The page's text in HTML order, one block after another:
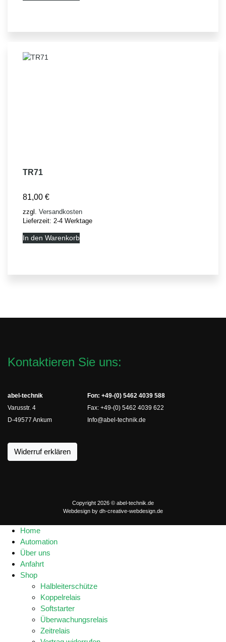
TR71
81,00 €
zzgl. Versandkosten
Lieferzeit: 2-4 Werktage
In den Warenkorb
Kontaktieren Sie uns:
abel-technik
Varusstr. 4
D-49577 Ankum
Widerruf erklären
Fon: +49-(0) 5462 4039 588
Fax: +49-(0) 5462 4039 622
Info@abel-technik.de
Copyright 2026 © abel-technik.de
Webdesign by dh-creative-webdesign.de
Home
Automation
Über uns
Anfahrt
Shop
Halbleiterschütze
Koppelrelais
Softstarter
Überwachungsrelais
Zeitrelais